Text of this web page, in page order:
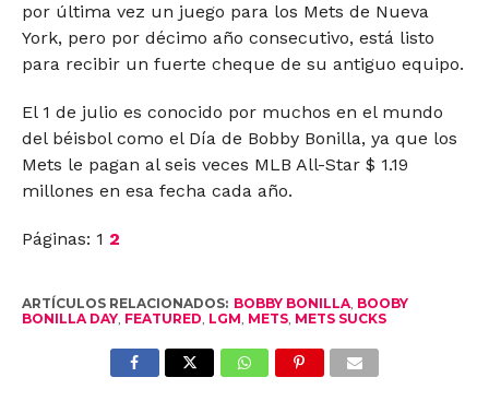
por última vez un juego para los Mets de Nueva
York, pero por décimo año consecutivo, está listo
para recibir un fuerte cheque de su antiguo equipo.
El 1 de julio es conocido por muchos en el mundo
del béisbol como el Día de Bobby Bonilla, ya que los
Mets le pagan al seis veces MLB All-Star $ 1.19
millones en esa fecha cada año.
Páginas: 1 2
ARTÍCULOS RELACIONADOS: BOBBY BONILLA, BOOBY
BONILLA DAY, FEATURED, LGM, METS, METS SUCKS